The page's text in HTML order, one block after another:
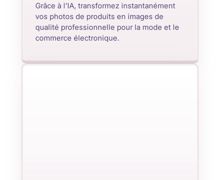
Grâce à l'IA, transformez instantanément
vos photos de produits en images de
qualité professionnelle pour la mode et le
commerce électronique.